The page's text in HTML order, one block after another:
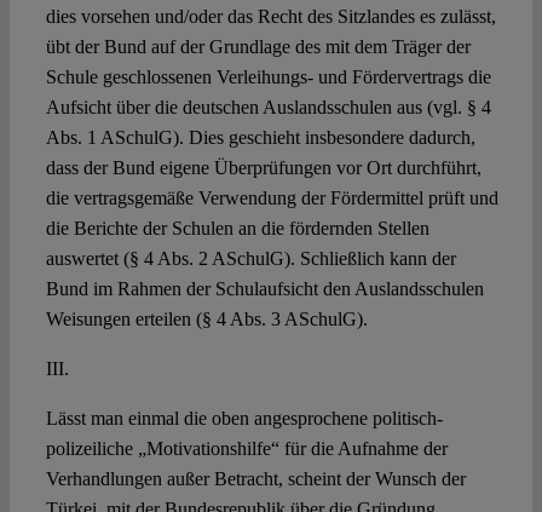
dies vorsehen und/oder das Recht des Sitzlandes es zulässt,
übt der Bund auf der Grundlage des mit dem Träger der
Schule geschlossenen Verleihungs- und Fördervertrags die
Aufsicht über die deutschen Auslandsschulen aus (vgl. § 4
Abs. 1 ASchulG). Dies geschieht insbesondere dadurch,
dass der Bund eigene Überprüfungen vor Ort durchführt,
die vertragsgemäße Verwendung der Fördermittel prüft und
die Berichte der Schulen an die fördernden Stellen
auswertet (§ 4 Abs. 2 ASchulG). Schließlich kann der
Bund im Rahmen der Schulaufsicht den Auslandsschulen
Weisungen erteilen (§ 4 Abs. 3 ASchulG).
III.
Lässt man einmal die oben angesprochene politisch-
polizeiliche „Motivationshilfe“ für die Aufnahme der
Verhandlungen außer Betracht, scheint der Wunsch der